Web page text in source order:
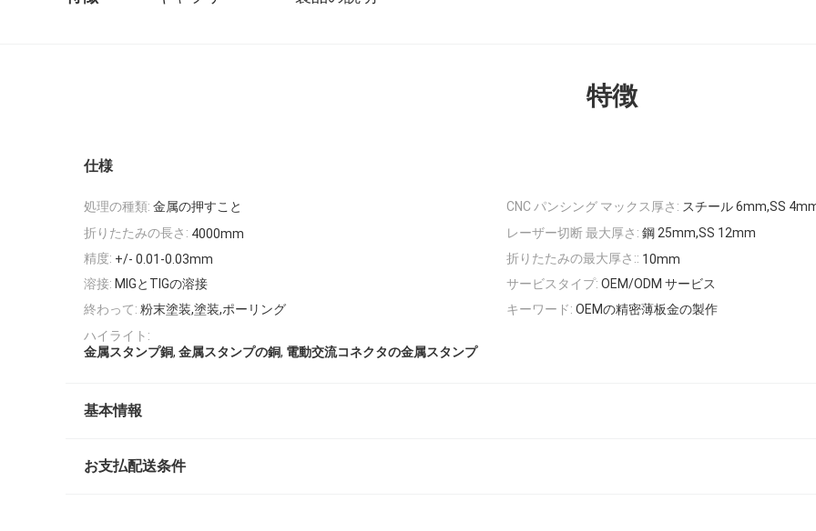
特徴
仕様
処理の種類: 金属の押すこと CNC パンシング マックス厚さ: スチール 6mm,SS
折りたたみの長さ: 4000mm レーザー切断 最大厚さ: 鋼 25mm,SS 12mm
精度: +/- 0.01-0.03mm 折りたたみの最大厚さ:: 10mm
溶接: MIGとTIGの溶接 サービスタイプ: OEM/ODM サービス
終わって: 粉末塗装,塗装,ポーリング キーワード: OEMの精密薄板金の製作
ハイライト:
金属スタンプ銅, 金属スタンプの銅, 電動交流コネクタの金属スタンプ
基本情報
お支払配送条件